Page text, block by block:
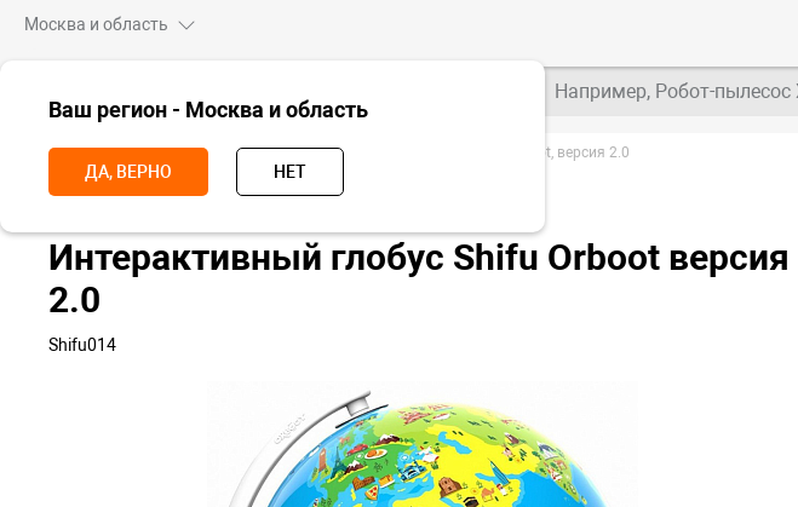
Москва и область
Ваш регион - Москва и область
ДА, ВЕРНО НЕТ
Например, Робот-
Главная Для дома Игрушки Интерактивный глобус Shifu Orboot, версия 2.0
Интерактивный глобус Shifu Orboot версия
2.0
Shifu014